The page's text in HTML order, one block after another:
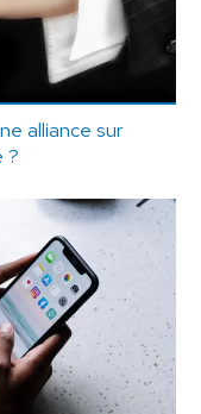
alliance sur
?